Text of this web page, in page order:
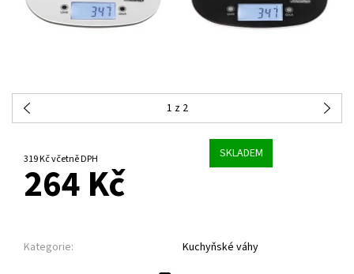
1 z 2
319 Kč včetně DPH SKLADEM
264 Kč
Kategorie: Kuchyňské váhy